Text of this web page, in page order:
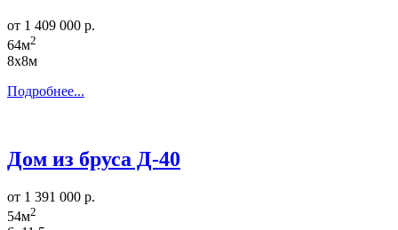
от 1 409 000 р.
64м2
8х8м
Подробнее...
Дом из бруса Д-40
от 1 391 000 р.
54м2